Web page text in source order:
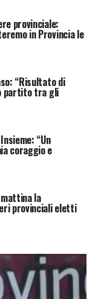
provinciale:
in Provincia le
“Risultato di
partito tra gli
“Un
coraggio e
la
provinciali eletti